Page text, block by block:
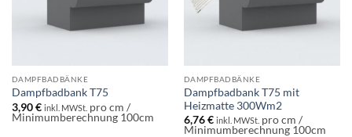
DAMPFBADBÄNKE
Dampfbadbank T75
3,90€ inkl. MWSt. pro cm /
Minimumberechnung 100cm
DAMPFBADBÄNKE
Dampfbadbank T75 mit
Heizmatte 300Wm2
6,76€ inkl. MWSt. pro cm /
Minimumberechnung 100cm